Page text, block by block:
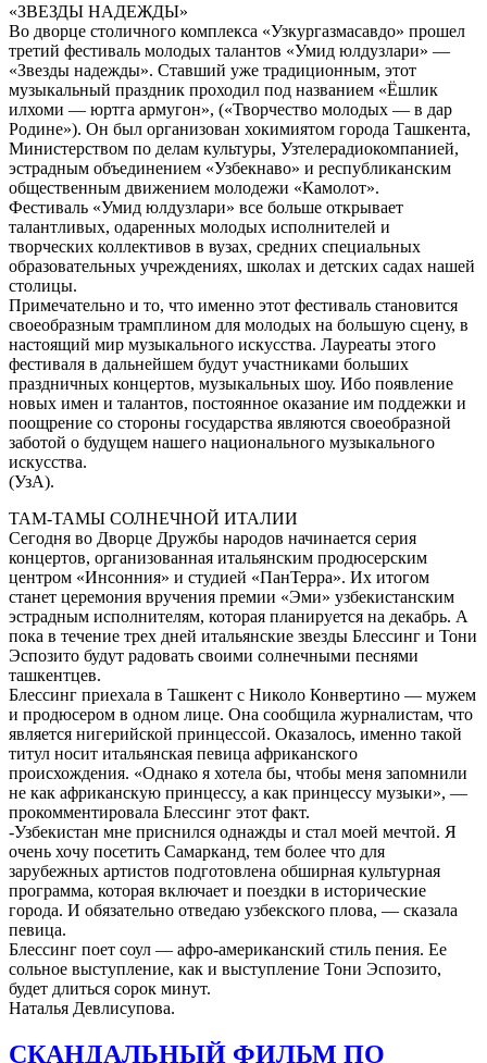
«ЗВЕЗДЫ НАДЕЖДЫ»
Во дворце столичного комплекса «Узкургазмасавдо» прошел
третий фестиваль молодых талантов «Умид юлдузлари» —
«Звезды надежды». Ставший уже традиционным, этот
музыкальный праздник проходил под названием «Ёшлик
илхоми — юртга армугон», («Творчество молодых — в дар
Родине»). Он был организован хокимиятом города Ташкента,
Министерством по делам культуры, Узтелерадиокомпанией,
эстрадным объединением «Узбекнаво» и республиканским
общественным движением молодежи «Камолот».
Фестиваль «Умид юлдузлари» все больше открывает
талантливых, одаренных молодых исполнителей и
творческих коллективов в вузах, средних специальных
образовательных учреждениях, школах и детских садах нашей
столицы.
Примечательно и то, что именно этот фестиваль становится
своеобразным трамплином для молодых на большую сцену, в
настоящий мир музыкального искусства. Лауреаты этого
фестиваля в дальнейшем будут участниками больших
праздничных концертов, музыкальных шоу. Ибо появление
новых имен и талантов, постоянное оказание им поддежки и
поощрение со стороны государства являются своеобразной
заботой о будущем нашего национального музыкального
искусства.
(УзА).
ТАМ-ТАМЫ СОЛНЕЧНОЙ ИТАЛИИ
Сегодня во Дворце Дружбы народов начинается серия
концертов, организованная итальянским продюсерским
центром «Инсонния» и студией «ПанТерра». Их итогом
станет церемония вручения премии «Эми» узбекистанским
эстрадным исполнителям, которая планируется на декабрь. А
пока в течение трех дней итальянские звезды Блессинг и Тони
Эспозито будут радовать своими солнечными песнями
ташкентцев.
Блессинг приехала в Ташкент с Николо Конвертино — мужем
и продюсером в одном лице. Она сообщила журналистам, что
является нигерийской принцессой. Оказалось, именно такой
титул носит итальянская певица африканского
происхождения. «Однако я хотела бы, чтобы меня запомнили
не как африканскую принцессу, а как принцессу музыки», —
прокомментировала Блессинг этот факт.
-Узбекистан мне приснился однажды и стал моей мечтой. Я
очень хочу посетить Самарканд, тем более что для
зарубежных артистов подготовлена обширная культурная
программа, которая включает и поездки в исторические
города. И обязательно отведаю узбекского плова, — сказала
певица.
Блессинг поет соул — афро-американский стиль пения. Ее
сольное выступление, как и выступление Тони Эспозито,
будет длиться сорок минут.
Наталья Девлисупова.
СКАНДАЛЬНЫЙ ФИЛЬМ ПО